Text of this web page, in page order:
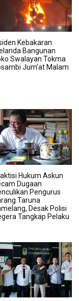
Kebakaran
Bangunan
Swalayan Tokma
Jum’at Malam
Hukum Askun
Dugaan
Pengurus
Taruna
Desak Polisi
Tangkap Pelaku